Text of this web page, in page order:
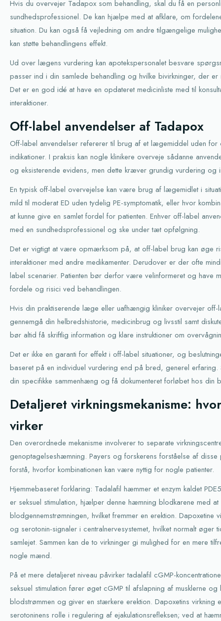
Hvis du overvejer Tadapox som behandling, skal du få en
sundhedsprofessionel. De kan hjælpe med at afklare, om
situation. Du kan også få vejledning om andre tilgængelige
kan støtte behandlingens effekt.
Ud over lægens vurdering kan apotekspersonalet besvare
passer ind i din samlede behandling og hvilke bivirkninger, der er
Det er en god idé at have en opdateret medicinliste med til
interaktioner.
Off-label anvendelser af Tadapox
Off-label anvendelser refererer til brug af et lægemiddel uden for
indikationer. I praksis kan nogle klinikere overveje sådanne
og eksisterende evidens, men dette kræver grundig vurdering og
En typisk off-label overvejelse kan være brug af lægemidlet i
mild til moderat ED uden tydelig PE-symptomatik, eller hvor
at kunne give en samlet fordel for patienten. Enhver off-label
med en sundhedsprofessionel og ske under tæt opfølgning.
Det er vigtigt at være opmærksom på, at off-label brug kan øge
interaktioner med andre medikamenter. Derudover er der ofte
label scenarier. Patienten bør derfor være velinformeret og have
fordele og risici ved behandlingen.
Hvis din praktiserende læge eller uafhængig kliniker overvejer
gennemgå din helbredshistorie, medicinbrug og livsstil samt
bør altid få skriftlig information og klare instruktioner om
Det er ikke en garanti for effekt i off-label situationer, og
baseret på en individuel vurdering end på bred, generel
din specifikke sammenhæng og få dokumenteret forløbet hos din
Detaljeret virkningsmekanisme:
virker
Den overordnede mekanisme involverer to separate
genoptagelseshæmning. Payers og forskerens forståelse af
forstå, hvorfor kombinationen kan være nyttig for nogle patienter.
Hjemmebaseret forklaring: Tadalafil hæmmer et enzym kaldet
er seksuel stimulation, hjælper denne hæmning blodkarene med
blodgennemstrømningen, hvilket fremmer en erektion. Dapoxetine
og serotonin-signaler i centralnervesystemet, hvilket normalt øger
samlejet. Sammen kan de to virkninger gi mulighed for en mere
nogle mænd.
På et mere detaljeret niveau påvirker tadalafil cGMP-
seksuel stimulation fører øget cGMP til afslapning af musklerne
blodstrømmen og giver en stærkere erektion. Dapoxetins virkning
serotoninens rolle i regulering af ejakulationsrefleksen; ved at